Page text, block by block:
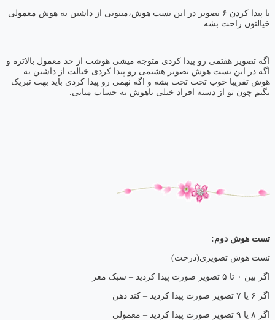
با پیدا کردن ۶ تصویر در این تست هوش،میتونی از داشتن یه هوش معمولی
خیالتون راحت بشه.
اگه تصویر هفتمی رو پیدا کردی متوجه میشی هوشت از حد معمول بالاتره و
اگه در این تست هوش تصویر هشتمی رو پیدا کردی خیالت از داشتن یه
هوش تقریبا خوب تخت تخت بشه و اگه نهمی رو پیدا کردی باید بهت تبریک
بگیم چون تو از دسته افراد خیلی باهوش به حساب میایی.
تست هوش دوم:
تست هوش تصويري(درخت)
اگر بین ۰ تا ۵ تصویر صورت پیدا کردید – سبک مغز
اگر ۶ یا ۷ تصویر صورت پیدا کردید – کند ذهن
اگر ۸ یا ۹ تصویر صورت پیدا کردید – معمولی